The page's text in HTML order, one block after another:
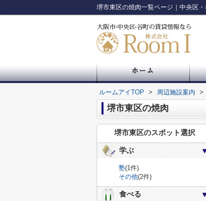
堺市東区の焼肉一覧ページ｜中央区
ルームアイTOP > 周辺施設案内 >
堺市東区の焼肉
堺市東区のスポット選択
学ぶ
塾(1件)
その他(2件)
食べる